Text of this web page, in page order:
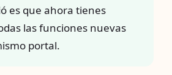
es que ahora tienes
las funciones nuevas
portal.